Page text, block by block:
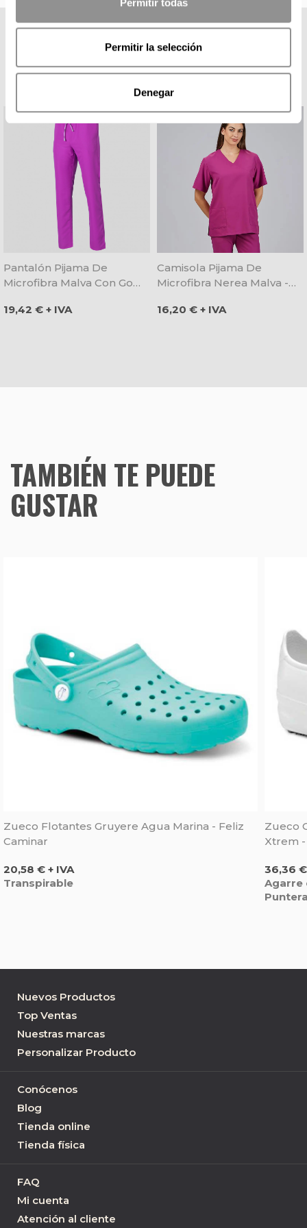
Permitir la selección
Denegar
COMPLETA TU LOOK
Pantalón Pijama De
Microfibra Malva Con Goma
Precio
19,42 € + IVA
Camisola Pijama De
Microfibra Nerea Malva -
Precio
16,20 € + IVA
TAMBIÉN TE PUEDE
GUSTAR
Zueco Flotantes Gruyere Agua Marina - Feliz
Caminar
Precio
20,58 € + IVA
Transpirable
Zueco
Xtrem
Precio
36,36 €
Agarre
Nuevos Productos
Top Ventas
Nuestras marcas
Personalizar Producto
Conócenos
Blog
Tienda online
Tienda física
FAQ
Mi cuenta
Atención al cliente